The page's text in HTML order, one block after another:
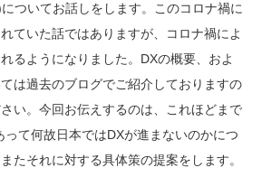
ついてお話しをします。このコロナ禍に
ていた話ではありますが、コロナ禍によ
るようになりました。DXの概要、およ
は過去のブログでご紹介しておりますの
い。今回お伝えするのは、これほどまで
って何故日本ではDXが進まないのかにつ
たそれに対する具体策の提案をします。